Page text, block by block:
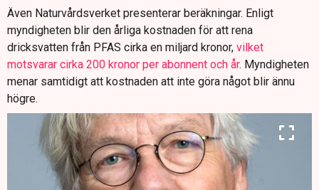
Även Naturvårdsverket presenterar beräkningar. Enligt
myndigheten blir den årliga kostnaden för att rena
dricksvatten från PFAS cirka en miljard kronor, vilket
motsvarar cirka 200 kronor per abonnent och år. Myndigheten
menar samtidigt att kostnaden att inte göra något blir ännu
högre.